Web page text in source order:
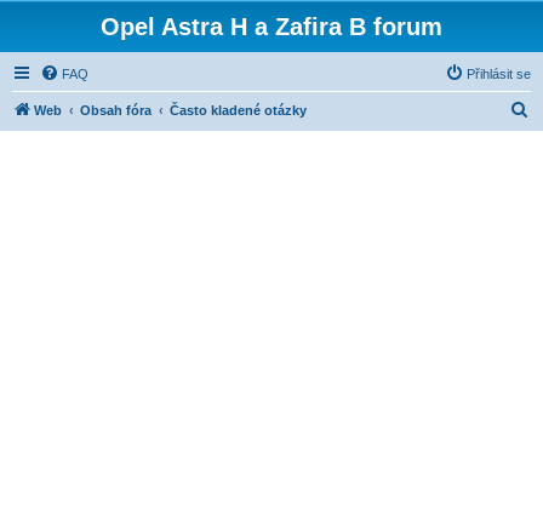
Opel Astra H a Zafira B forum
FAQ Přihlásit se
Web Obsah fóra Často kladené otázky